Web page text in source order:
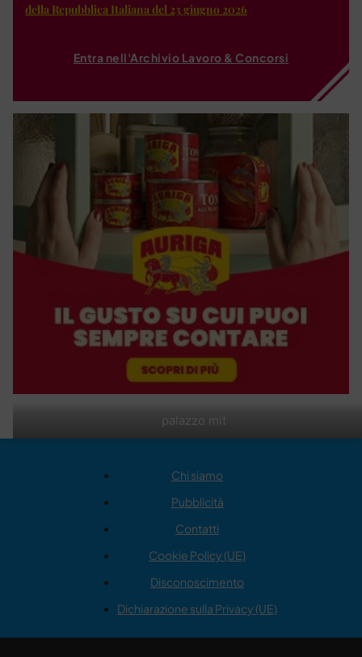
palazzo mit
della Repubblica Italiana del 23 giugno 2026
Entra nell'Archivio Lavoro & Concorsi
Chi siamo
Pubblicità
Contatti
Cookie Policy (UE)
Disconoscimento
Dichiarazione sulla Privacy (UE)